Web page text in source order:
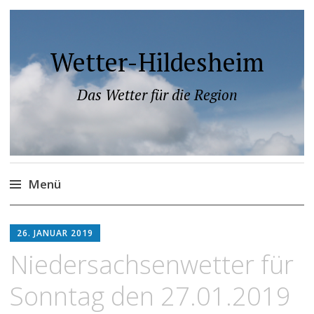
Wetter-Hildesheim
Das Wetter für die Region
Menü
Inhalt
26. JANUAR 2019
Niedersachsenwetter für
Sonntag den 27.01.2019